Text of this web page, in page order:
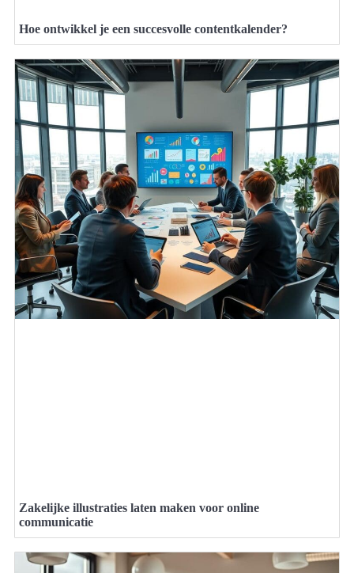
Hoe ontwikkel je een succesvolle contentkalender?
Zakelijke illustraties laten maken voor online
communicatie